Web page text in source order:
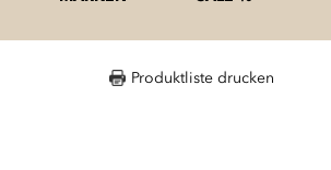
Produktliste drucken